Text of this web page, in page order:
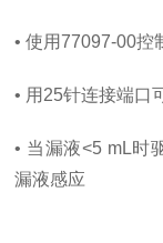
• 使用77097-00控
• 用25针连接端口
• 当漏液<5 mL时
漏液感应​